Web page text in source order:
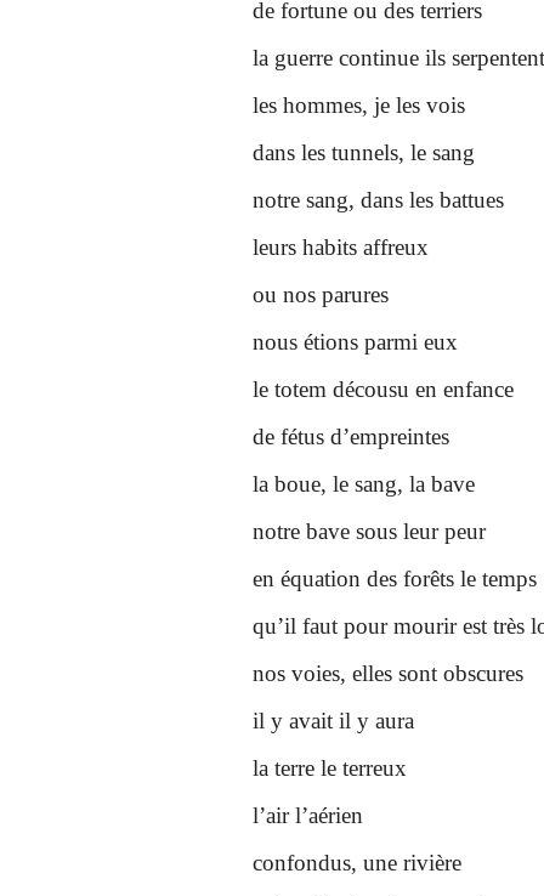
de fortune ou des terriers
la guerre continue ils serpentent
les hommes, je les vois
dans les tunnels, le sang
notre sang, dans les battues
leurs habits affreux
ou nos parures
nous étions parmi eux
le totem décousu en enfance
de fétus d’empreintes
la boue, le sang, la bave
notre bave sous leur peur
en équation des forêts le temps
qu’il faut pour mourir est très
nos voies, elles sont obscures
il y avait il y aura
la terre le terreux
l’air l’aérien
confondus, une rivière